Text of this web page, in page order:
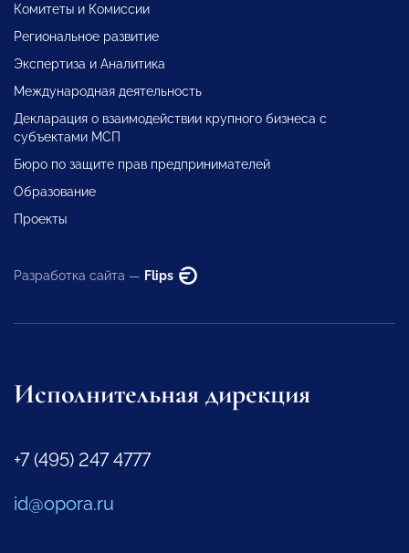
Комитеты и Комиссии
Региональное развитие
Экспертиза и Аналитика
Международная деятельность
Декларация о взаимодействии крупного бизнеса с
субъектами МСП
Бюро по защите прав предпринимателей
Образование
Проекты
Разработка сайта — Flips
Исполнительная дирекция
+7 (495) 247 4777
id@opora.ru